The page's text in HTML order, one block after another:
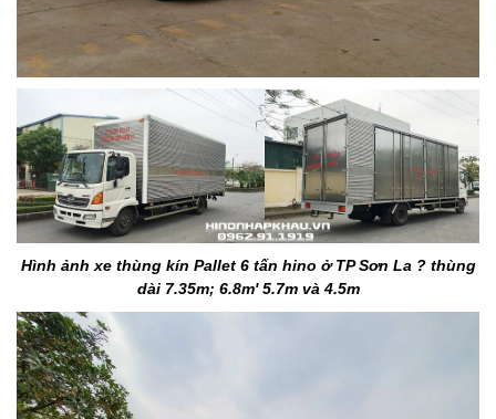
Hình ảnh xe thùng kín Pallet 6 tấn hino ở TP Sơn La ? thùng
dài 7.35m; 6.8m' 5.7m và 4.5m